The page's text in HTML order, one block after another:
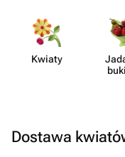
Kwiaty
Dostawa